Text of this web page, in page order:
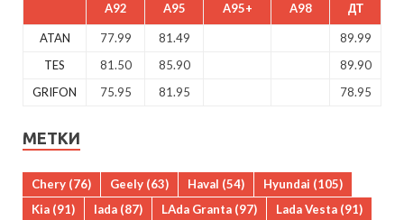
A92 A95 A95+ A98 ДТ
ATAN 77.99 81.49
89.99
TES
81.50 85.90
89.90
GRIFON
75.95 81.95 78.95
МЕТКИ
Chery (76) Geely (63) Haval (54) Hyundai (105)
Kia (91) lada (87) LAda Granta (97) Lada Vesta (91)